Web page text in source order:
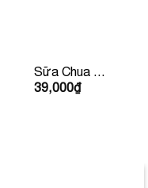
Sữa Chua Hy
Lạp Lucas Vị
39,000₫